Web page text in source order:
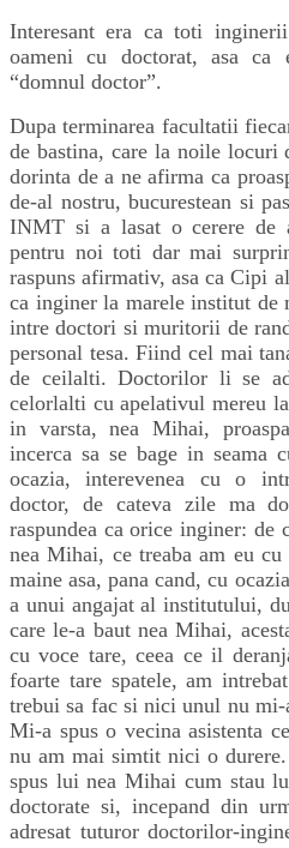
Interesant era ca toti
oameni cu doctorat, asa
“domnul doctor”.
Dupa terminarea facultatii
de bastina, care la noile locuri
dorinta de a ne afirma ca
de-al nostru, bucurestean si
INMT si a lasat o cerere de
pentru noi toti dar mai
raspuns afirmativ, asa ca Cipi
ca inginer la marele institut de
intre doctori si muritorii de
personal tesa. Fiind cel mai
de ceilalti. Doctorilor li se
celorlalti cu apelativul mereu
in varsta, nea Mihai,
incerca sa se bage in seama
ocazia, interevenea cu o
doctor, de cateva zile ma
raspundea ca orice inginer: de
nea Mihai, ce treaba am eu
maine asa, pana cand, cu
a unui angajat al institutului,
care le-a baut nea Mihai,
cu voce tare, ceea ce il
foarte tare spatele, am
trebui sa fac si nici unul nu
Mi-a spus o vecina asistenta
nu am mai simtit nici o
spus lui nea Mihai cum stau
doctorate si, incepand din
adresat tuturor doctorilor-